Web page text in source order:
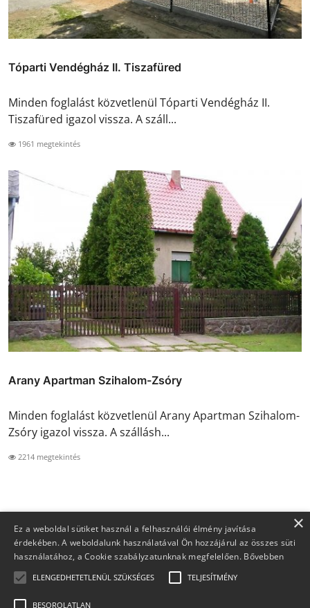
Tóparti Vendégház II. Tiszafüred
Minden foglalást közvetlenül Tóparti Vendégház II.
Tiszafüred igazol vissza. A száll...
1961 megtekintés
Arany Apartman Szihalom-Zsóry
Minden foglalást közvetlenül Arany Apartman Szihalom-
Zsóry igazol vissza. A szállásh...
2214 megtekintés
×
Ez a weboldal sütiket használ a felhasználói élmény javítása
érdekében. A weboldalunk használatával Ön hozzájárul az összes süti
használatához, a Cookie szabályzatunknak megfelelően. Bővebben
ELENGEDHETETLENÜL SZÜKSÉGES TELJESÍTMÉNY
BESOROLATLAN